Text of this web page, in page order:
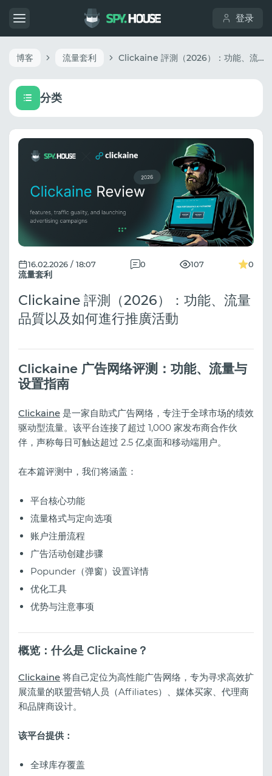
登录
博客 流量套利 Clickaine 評測（2026）：功能、流量品質以及如何進行推廣活動
分类
流量套利
16.02.2026 / 18:07 0 107 0
Clickaine 評測（2026）：功能、流量
品質以及如何進行推廣活動
Clickaine 广告网络评测：功能、流量与
设置指南
Clickaine 是一家自助式广告网络，专注于全球市场的绩效
驱动型流量。该平台连接了超过 1,000 家发布商合作伙
伴，声称每日可触达超过 2.5 亿桌面和移动端用户。
在本篇评测中，我们将涵盖：
平台核心功能
流量格式与定向选项
账户注册流程
广告活动创建步骤
Popunder（弹窗）设置详情
优化工具
优势与注意事项
概览：什么是 Clickaine？
Clickaine 将自己定位为高性能广告网络，专为寻求高效扩
展流量的联盟营销人员（Affiliates）、媒体买家、代理商
和品牌商设计。
该平台提供：
全球库存覆盖